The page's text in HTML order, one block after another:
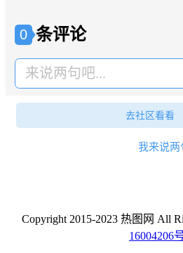
0 条评论
来说两句吧...
去社区看看
我来说两
Copyright 2015-2023 热图网 All
16004206